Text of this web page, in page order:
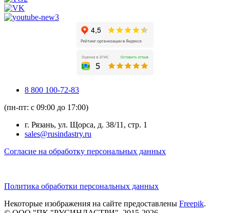
8 800 100-72-83
(пн-пт: с 09:00 до 17:00)
г. Рязань, ул. Щорса, д. 38/11, стр. 1
sales@rusindastry.ru
Согласие на обработку персональных данных
Политика обработки персональных данных
Некоторые изображения на сайте предоставлены Freepik.